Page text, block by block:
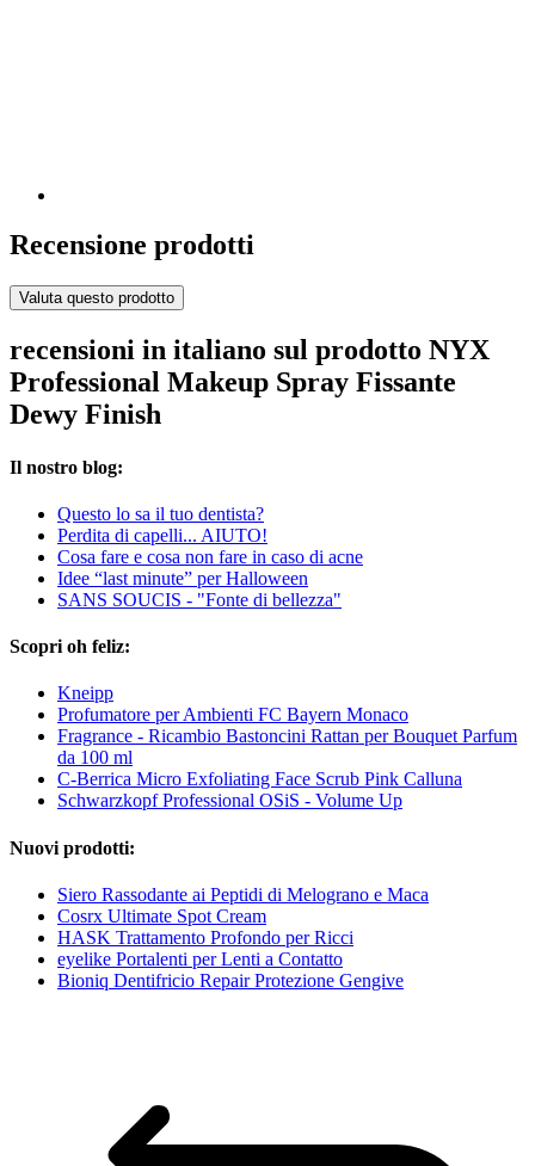
Recensione prodotti
Valuta questo prodotto
recensioni in italiano sul prodotto NYX
Professional Makeup Spray Fissante
Dewy Finish
Il nostro blog:
Questo lo sa il tuo dentista?
Perdita di capelli... AIUTO!
Cosa fare e cosa non fare in caso di acne
Idee “last minute” per Halloween
SANS SOUCIS - "Fonte di bellezza"
Scopri oh feliz:
Kneipp
Profumatore per Ambienti FC Bayern Monaco
Fragrance - Ricambio Bastoncini Rattan per Bouquet Parfum
da 100 ml
C-Berrica Micro Exfoliating Face Scrub Pink Calluna
Schwarzkopf Professional OSiS - Volume Up
Nuovi prodotti:
Siero Rassodante ai Peptidi di Melograno e Maca
Cosrx Ultimate Spot Cream
HASK Trattamento Profondo per Ricci
eyelike Portalenti per Lenti a Contatto
Bioniq Dentifricio Repair Protezione Gengive